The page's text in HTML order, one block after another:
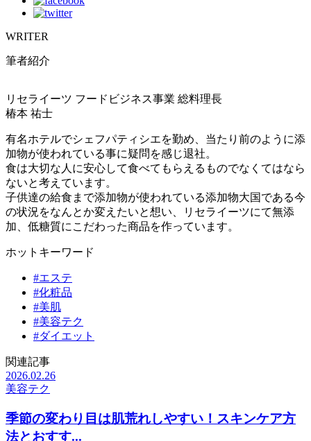
WRITER
筆者紹介
リセライーツ フードビジネス事業 総料理長
椿本 祐士
有名ホテルでシェフパティシエを勤め、当たり前のように添
加物が使われている事に疑問を感じ退社。
食は大切な人に安心して食べてもらえるものでなくてはなら
ないと考えています。
子供達の給食まで添加物が使われている添加物大国である今
の状況をなんとか変えたいと想い、リセライーツにて無添
加、低糖質にこだわった商品を作っています。
ホットキーワード
#エステ
#化粧品
#美肌
#美容テク
#ダイエット
関連記事
2026.02.26
美容テク
季節の変わり目は肌荒れしやすい！スキンケア方
法とおすす...